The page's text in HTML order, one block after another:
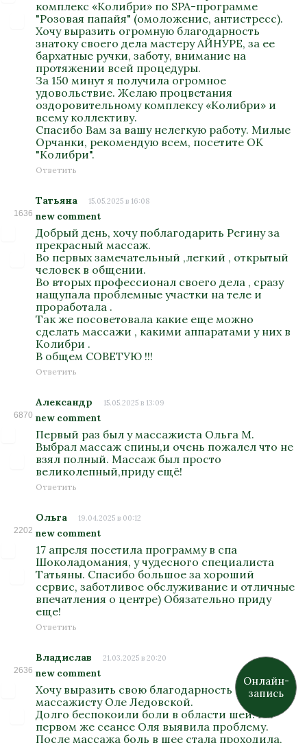
комплекс «Колибри» по SPA-программе
"Розовая папайя" (омоложение, антистресс).
Хочу выразить огромную благодарность
знатоку своего дела мастеру АЙНУРЕ, за ее
бархатные ручки, заботу, внимание на
протяжении всей процедуры.
За 150 минут я получила огромное
удовольствие. Желаю процветания
оздоровительному комплексу «Колибри» и
всему коллективу.
Спасибо Вам за вашу нелегкую работу. Милые
Орчанки, рекомендую всем, посетите ОК
"Колибри".
Ответить
1636
Татьяна 15.05.2025 в 16:08
new comment
Добрый день, хочу поблагодарить Регину за
прекрасный массаж.
Во первых замечательный ,легкий , открытый
человек в общении.
Во вторых профессионал своего дела , сразу
нащупала проблемные участки на теле и
проработала .
Так же посоветовала какие еще можно
сделать массажи , какими аппаратами у них в
Колибри .
В общем СОВЕТУЮ !!!
Ответить
6870
Александр 15.05.2025 в 13:09
new comment
Первый раз был у массажиста Ольга М.
Выбрал массаж спины,и очень пожалел что не
взял полный. Массаж был просто
великолепный,приду ещё!
Ответить
2202
Ольга 19.04.2025 в 00:12
new comment
17 апреля посетила программу в спа
Шоколадомания, у чудесного специалиста
Татьяны. Спасибо большое за хороший
сервис, заботливое обслуживание и отличные
впечатления о центре) Обязательно приду
еще!
Ответить
2636
Владислав 21.03.2025 в 20:20
new comment
Хочу выразить свою благодарность
массажисту Оле Ледовской.
Долго беспокоили боли в области шеи. На
первом же сеансе Оля выявила проблему.
После массажа боль в шее стала проходила,
Онлайн-
запись